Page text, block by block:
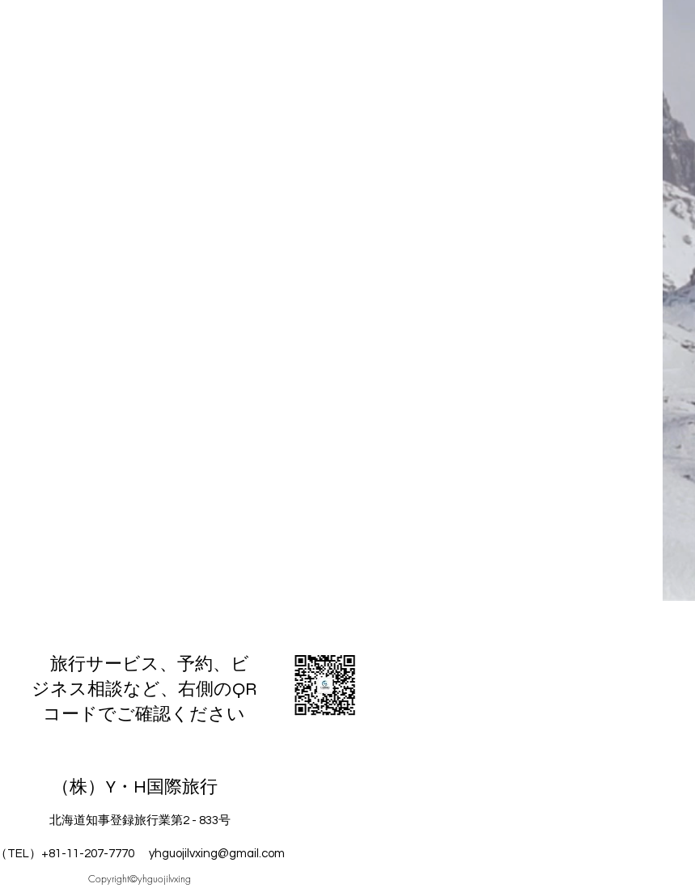
旅行サービス、予約、ビ
ジネス相談など、右側のQR
コードでご確認ください
（株）Y・H国際旅行
北海道知事登録旅行業第2 - 833号
（TEL）+81-11-207-7770 yhguojilvxing@gmail.com
Copyright©yhguojilvxing